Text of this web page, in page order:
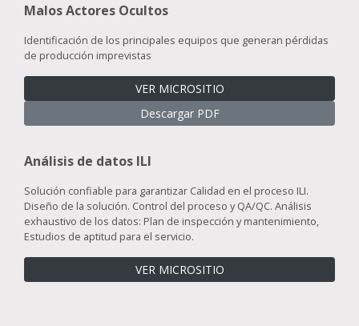
Malos Actores Ocultos
Identificación de los principales equipos que generan pérdidas
de producción imprevistas
VER MICROSITIO
Descargar PDF
Análisis de datos ILI
Solución confiable para garantizar Calidad en el proceso ILI.
Diseño de la solución. Control del proceso y QA/QC. Análisis
exhaustivo de los datos: Plan de inspección y mantenimiento,
Estudios de aptitud para el servicio.
VER MICROSITIO